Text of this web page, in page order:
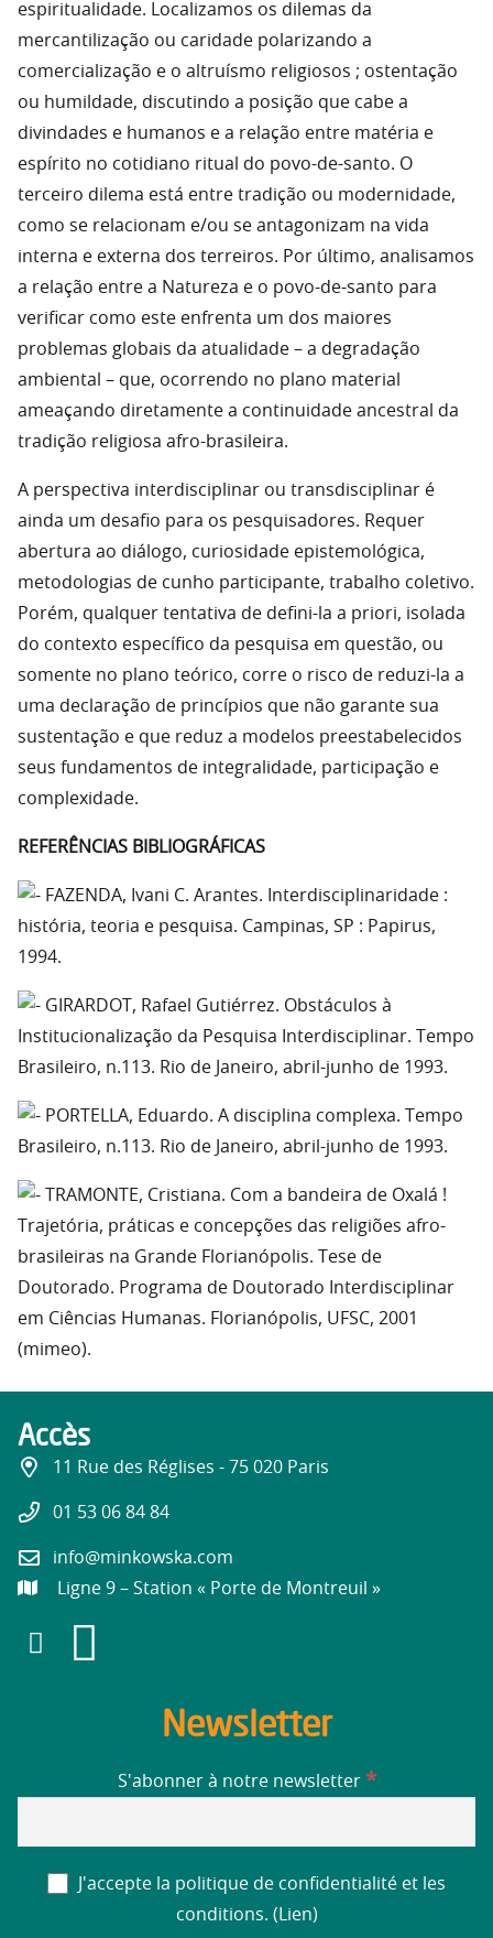
espiritualidade. Localizamos os dilemas da
mercantilização ou caridade polarizando a
comercialização e o altruísmo religiosos ; ostentação
ou humildade, discutindo a posição que cabe a
divindades e humanos e a relação entre matéria e
espírito no cotidiano ritual do povo-de-santo. O
terceiro dilema está entre tradição ou modernidade,
como se relacionam e/ou se antagonizam na vida
interna e externa dos terreiros. Por último, analisamos
a relação entre a Natureza e o povo-de-santo para
verificar como este enfrenta um dos maiores
problemas globais da atualidade – a degradação
ambiental – que, ocorrendo no plano material
ameaçando diretamente a continuidade ancestral da
tradição religiosa afro-brasileira.
A perspectiva interdisciplinar ou transdisciplinar é
ainda um desafio para os pesquisadores. Requer
abertura ao diálogo, curiosidade epistemológica,
metodologias de cunho participante, trabalho coletivo.
Porém, qualquer tentativa de defini-la a priori, isolada
do contexto específico da pesquisa em questão, ou
somente no plano teórico, corre o risco de reduzi-la a
uma declaração de princípios que não garante sua
sustentação e que reduz a modelos preestabelecidos
seus fundamentos de integralidade, participação e
complexidade.
REFERÊNCIAS BIBLIOGRÁFICAS
FAZENDA, Ivani C. Arantes. Interdisciplinaridade :
história, teoria e pesquisa. Campinas, SP : Papirus,
1994.
GIRARDOT, Rafael Gutiérrez. Obstáculos à
Institucionalização da Pesquisa Interdisciplinar. Tempo
Brasileiro, n.113. Rio de Janeiro, abril-junho de 1993.
PORTELLA, Eduardo. A disciplina complexa. Tempo
Brasileiro, n.113. Rio de Janeiro, abril-junho de 1993.
TRAMONTE, Cristiana. Com a bandeira de Oxalá !
Trajetória, práticas e concepções das religiões afro-
brasileiras na Grande Florianópolis. Tese de
Doutorado. Programa de Doutorado Interdisciplinar
em Ciências Humanas. Florianópolis, UFSC, 2001
(mimeo).
Accès
11 Rue des Réglises - 75 020 Paris
01 53 06 84 84
info@minkowska.com
Ligne 9 – Station « Porte de Montreuil »
Newsletter
S'abonner à notre newsletter *
J'accepte la politique de confidentialité et les
conditions. ( Lien)